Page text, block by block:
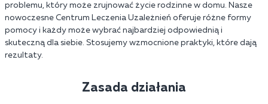
problemu, który może zrujnować życie rodzinne w domu. Nasze
nowoczesne Centrum Leczenia Uzależnień oferuje różne formy
pomocy i każdy może wybrać najbardziej odpowiednią i
skuteczną dla siebie. Stosujemy wzmocnione praktyki, które dają
rezultaty.
Zasada działania